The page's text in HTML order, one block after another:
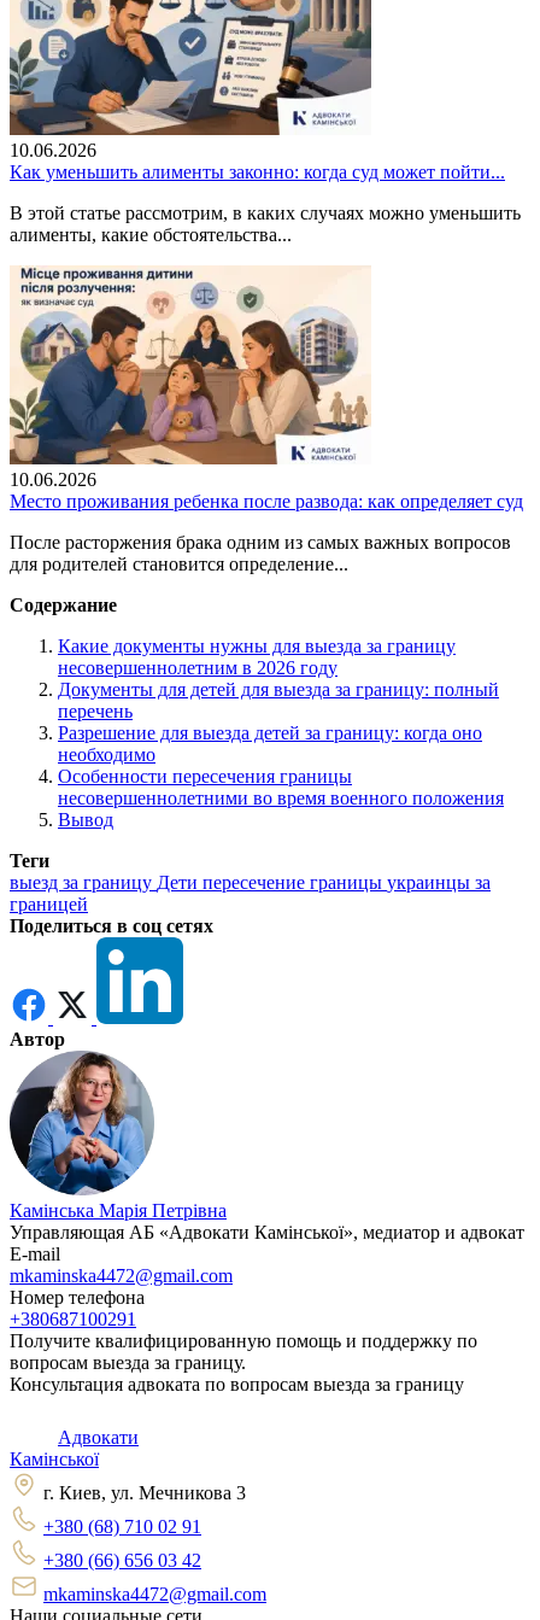
10.06.2026
Как уменьшить алименты законно: когда суд может пойти...
В этой статье рассмотрим, в каких случаях можно уменьшить
алименты, какие обстоятельства...
10.06.2026
Место проживания ребенка после развода: как определяет суд
После расторжения брака одним из самых важных вопросов
для родителей становится определение...
Содержание
Какие документы нужны для выезда за границу
несовершеннолетним в 2026 году
Документы для детей для выезда за границу: полный
перечень
Разрешение для выезда детей за границу: когда оно
необходимо
Особенности пересечения границы
несовершеннолетними во время военного положения
Вывод
Теги
выезд за границу Дети пересечение границы украинцы за
границей
Поделиться в соц сетях
Автор
Камінська Марія Петрівна
Управляющая АБ «Адвокати Камінської», медиатор и адвокат
E-mail
mkaminska4472@gmail.com
Номер телефона
+380687100291
Получите квалифицированную помощь и поддержку по
вопросам выезда за границу.
Консультация адвоката по вопросам выезда за границу
Адвокати
Камінської
г. Киев, ул. Мечникова 3
+380 (68) 710 02 91
+380 (66) 656 03 42
mkaminska4472@gmail.com
Наши социальные сети